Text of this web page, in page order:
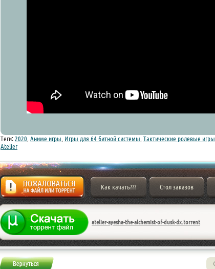
Теги: 2020 Аниме игры Игры для 64 битной системы Тактические ролевые игры
Atelier
Жалоба
Как качать??? Стол заказов
atelier-ayesha-the-alchemist-of-dusk-dx.torrent